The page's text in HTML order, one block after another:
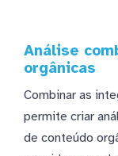
Análise
orgânicas
Combinar as
permite criar
de conteúdo